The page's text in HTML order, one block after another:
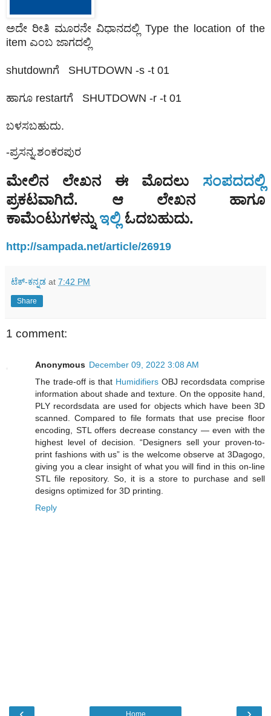
ಅದೇ ರೀತಿ ಮೂರನೇ ವಿಧಾನದಲ್ಲಿ Type the location of the
item ಎಂಬ ಜಾಗದಲ್ಲಿ
shutdownಗೆ SHUTDOWN -s -t 01
ಹಾಗೂ restartಗೆ SHUTDOWN -r -t 01
ಬಳಸಬಹುದು.
-ಪ್ರಸನ್ನ.ಶಂಕರಪುರ
ಮೇಲಿನ ಲೇಖನ ಈ ಮೊದಲು ಸಂಪದದಲ್ಲಿ
ಪ್ರಕಟವಾಗಿದೆ. ಆ ಲೇಖನ ಹಾಗೂ
ಕಾಮೆಂಟುಗಳನ್ನು ಇಲ್ಲಿ ಓದಬಹುದು.
http://sampada.net/article/26919
ಟೆಕ್-ಕನ್ನಡ at 7:42 PM
Share
1 comment:
Anonymous December 09, 2022 3:08 AM
The trade-off is that Humidifiers OBJ recordsdata comprise
information about shade and texture. On the opposite hand,
PLY recordsdata are used for objects which have been 3D
scanned. Compared to file formats that use precise floor
encoding, STL offers decrease constancy — even with the
highest level of decision. “Designers sell your proven-to-
print fashions with us” is the welcome observe at 3Dagogo,
giving you a clear insight of what you will find in this on-line
STL file repository. So, it is a store to purchase and sell
designs optimized for 3D printing.
Reply
Home